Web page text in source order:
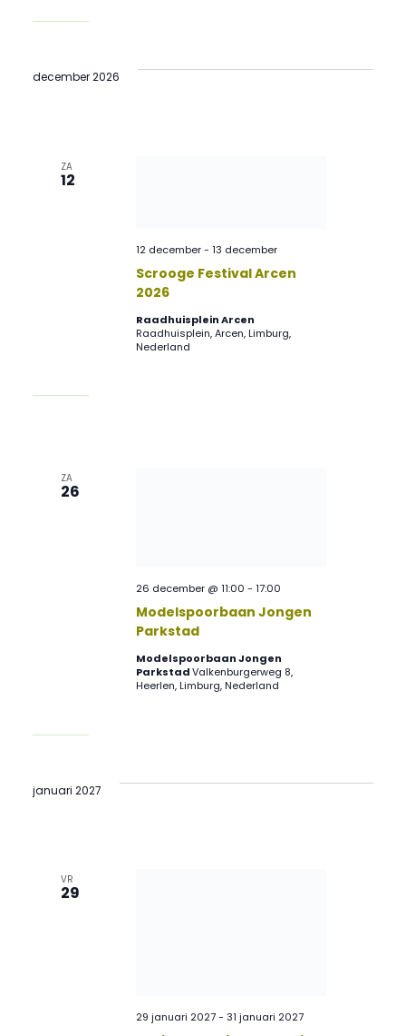
december 2026
ZA
12
Scrooge Festival Arcen
2026
12 december-13 december
Raadhuisplein Arcen
Raadhuisplein, Arcen, Limburg,
Nederland
ZA
26
Modelspoorbaan Jongen
Parkstad
26 december @ 11:00 -17:00
Modelspoorbaan Jongen
ParkstadValkenburgerweg 8,
Heerlen, Limburg, Nederland
januari 2027
VR
29
29 januari 2027-31 januari 2027